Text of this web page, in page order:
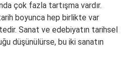
çok fazla tartışma vardır.
boyunca hep birlikte var
Sanat ve edebiyatın tarihsel
düşünülürse, bu iki sanatın